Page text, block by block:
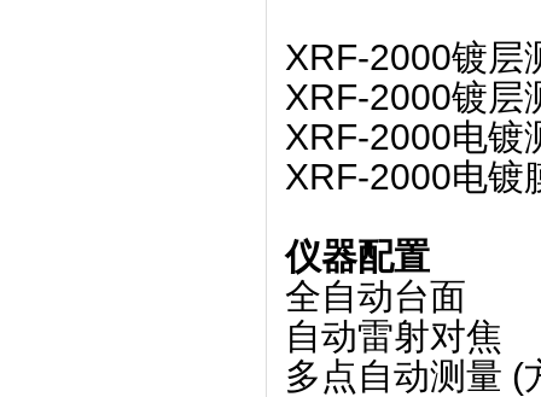
XRF-2000镀层
XRF-2000镀层
XRF-2000电镀
XRF-2000电镀
仪器配置
全自动台面
自动雷射对焦
多点自动测量 (